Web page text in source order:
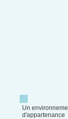
Un
d'appartenance